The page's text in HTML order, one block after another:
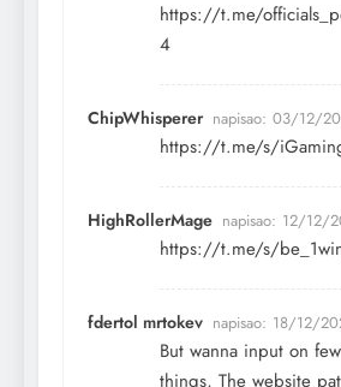
https://t.me/
4
ChipWhisperer napisao: 03/12/
https://t.me/s/
HighRollerMage napisao: 12/12/
https://t.me/s/
fdertol mrtokev napisao: 18/12/
But wanna input on
things, The website